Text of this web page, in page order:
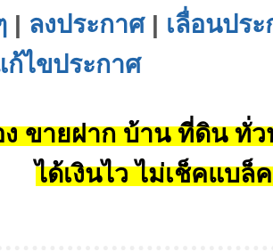
| ลงประกาศ| เลื่อนปร
ก้ไขประกาศ
ขายฝาก บ้าน ที่ดิน ทั่ว
ได้เงินไว ไม่เช็คแบล็